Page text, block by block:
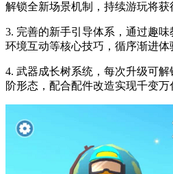
解锁全新场景机制，持续游玩将获
3. 完善的新手引导体系，通过趣味
环境互动等核心技巧，循序渐进体
4. 武器成长树系统，每次升级可
阶形态，配合配件改造实现千变万